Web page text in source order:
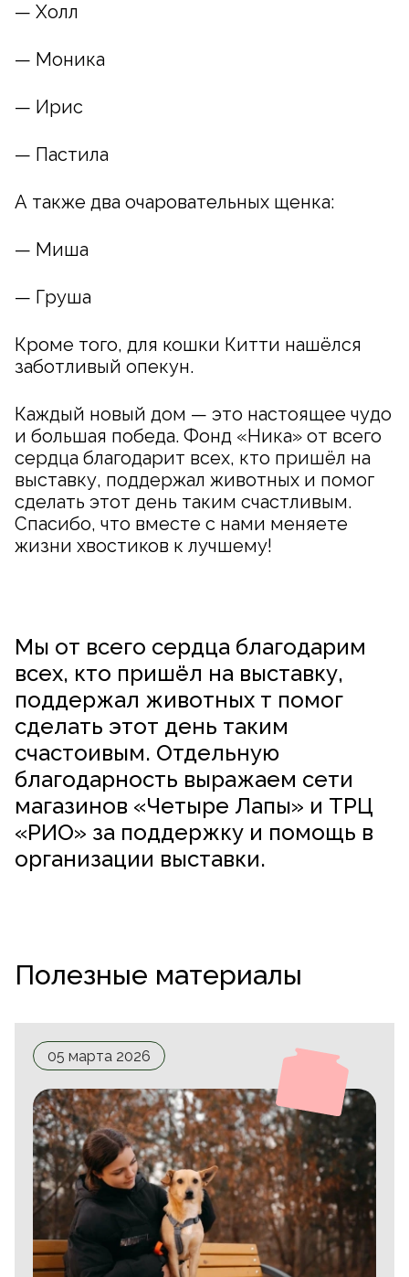
— Холл
— Моника
— Ирис
— Пастила
А также два очаровательных щенка:
— Миша
— Груша
Кроме того, для кошки Китти нашёлся
заботливый опекун.
Каждый новый дом — это настоящее чудо
и большая победа. Фонд «Ника» от всего
сердца благодарит всех, кто пришёл на
выставку, поддержал животных и помог
сделать этот день таким счастливым.
Спасибо, что вместе с нами меняете
жизни хвостиков к лучшему!
Мы от всего сердца благодарим
всех, кто пришёл на выставку,
поддержал животных т помог
сделать этот день таким
счастоивым. Отдельную
благодарность выражаем сети
магазинов «Четыре Лапы» и ТРЦ
«РИО» за поддержку и помощь в
организации выставки.
Полезные материалы
05 марта 2026